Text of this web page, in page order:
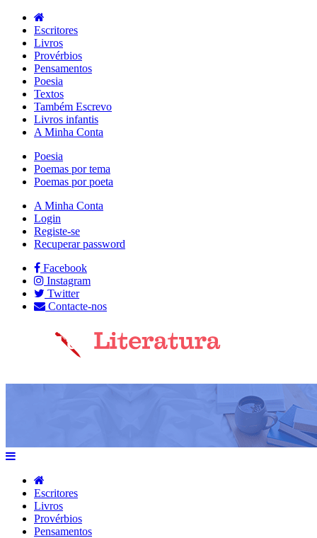
Escritores
Livros
Provérbios
Pensamentos
Poesia
Textos
Também Escrevo
Livros infantis
A Minha Conta
Poesia
Poemas por tema
Poemas por poeta
A Minha Conta
Login
Registe-se
Recuperar password
Facebook
Instagram
Twitter
Contacte-nos
Escritores
Livros
Provérbios
Pensamentos